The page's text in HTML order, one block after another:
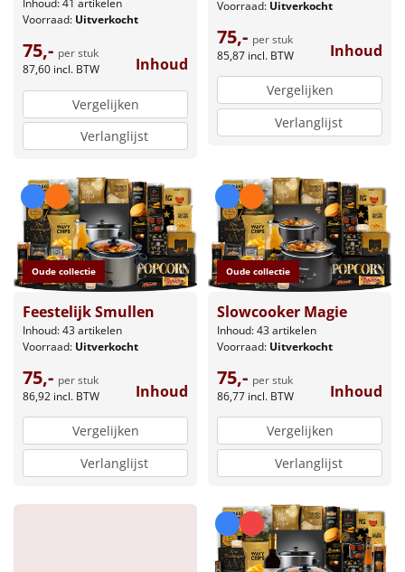
Inhoud: 41 artikelen
Voorraad: Uitverkocht
75,- per stuk
87,60 incl. BTW Inhoud
Vergelijken
Verlanglijst
Voorraad: Uitverkocht
75,- per stuk
85,87 incl. BTW Inhoud
Vergelijken
Verlanglijst
Oude collectie
Feestelijk Smullen
Inhoud: 43 artikelen
Voorraad: Uitverkocht
75,- per stuk
86,92 incl. BTW Inhoud
Vergelijken
Verlanglijst
Oude collectie
Slowcooker Magie
Inhoud: 43 artikelen
Voorraad: Uitverkocht
75,- per stuk
86,77 incl. BTW Inhoud
Vergelijken
Verlanglijst